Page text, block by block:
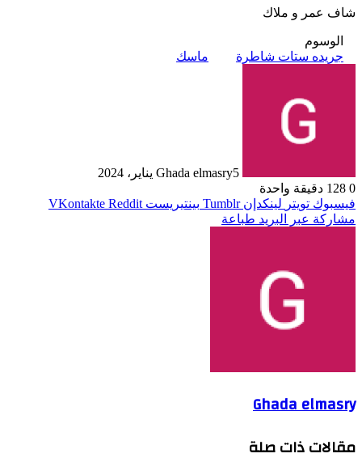
شاف عمر و ملاك
الوسوم
جريده ستات شاطرة
ماسك
Ghada elmasry5 يناير، 2024
0
دقيقة واحدة
فيسبوك تويتر لينكدإن بينتيريست
مشاركة عبر البريد طباعة
Ghada elmasry
مقالات ذات صلة